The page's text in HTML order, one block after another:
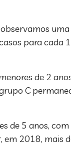
para cada
de 2
C
de 5 anos,
2018, mais